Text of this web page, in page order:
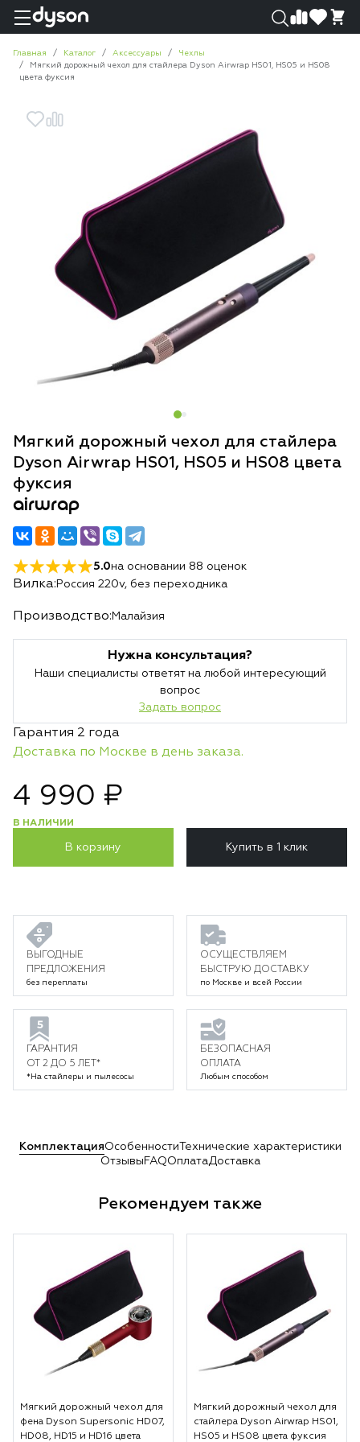
Главная Каталог Аксессуары
Чехлы
Мягкий дорожный чехол для стайлера Dyson Airwrap HS01, HS05 и HS08
цвета фуксия
Мягкий дорожный чехол для стайлера
Dyson Airwrap HS01, HS05 и HS08 цвета
фуксия
airwrap
5.0на основании 88 оценок
Вилка: Россия 220v, без переходника
Производство: Малайзия
Нужна консультация?
Наши специалисты ответят на любой интересующий
вопрос
Задать вопрос
Гарантия 2 года
Доставка по Москве в день заказа.
4 990 ₽
В НАЛИЧИИ
В корзину Купить в 1 клик
ВЫГОДНЫЕ
ПРЕДЛОЖЕНИЯ
без переплаты
ОСУЩЕСТВЛЯЕМ
БЫСТРУЮ ДОСТАВКУ
по Москве и всей России
ГАРАНТИЯ
ОТ 2 ДО 5 ЛЕТ*
*На стайлеры и пылесосы
БЕЗОПАСНАЯ
ОПЛАТА
Любым способом
КомплектацияОсобенности Технические характеристики
Отзывы FAQОплатаДоставка
Рекомендуем также
Мягкий дорожный чехол для
фена Dyson Supersonic HD07,
HD08, HD15 и HD16 цвета
Мягкий дорожный чехол для
стайлера Dyson Airwrap HS01,
HS05 и HS08 цвета фуксия